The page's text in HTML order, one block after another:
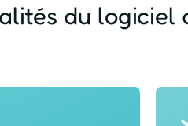
du logiciel